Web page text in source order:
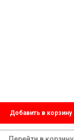
Добавить в корзину